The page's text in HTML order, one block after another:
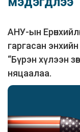
АНУ-ын
гаргасан
“Бүрэн хүлээн
няцаалаа.